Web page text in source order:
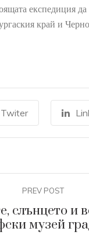
експедиция
край и
Twiter
PREV POST
слънцето и
музей
в
Русокастро